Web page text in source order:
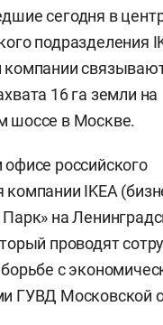
сегодня в
подразделения
компании
16 га земли на
шоссе в Москве.
российского
компании IKEA
на
проводят
с
ГУВД Московской